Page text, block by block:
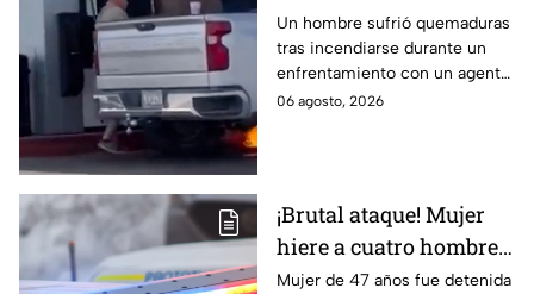
tras recibir descarga de
taser de un policía en
plena gasolinera
Un hombre sufrió quemaduras
tras incendiarse durante un
enfrentamiento con un agente
que usó un taser cerca de una
06 agosto, 2026
¡Brutal ataque! Mujer
hiere a cuatro hombres
con unas tijeras
Mujer de 47 años fue detenida